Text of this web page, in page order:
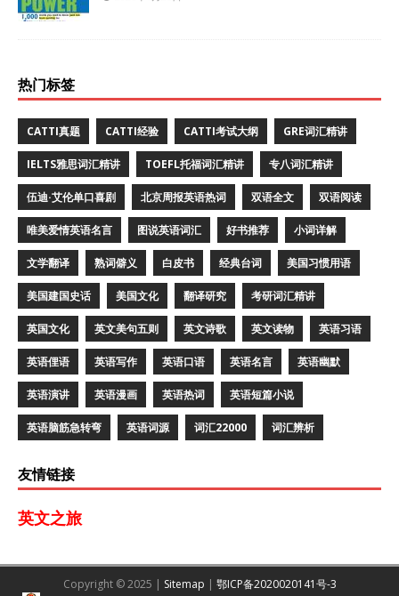
热门标签
CATTI真题 CATTI经验 CATTI考试大纲 GRE词汇精讲
IELTS雅思词汇精讲 TOEFL托福词汇精讲 专八词汇精讲
伍迪·艾伦单口喜剧 北京周报英语热词 双语全文 双语阅读
唯美爱情英语名言 图说英语词汇 好书推荐 小词详解
文学翻译 熟词僻义 白皮书 经典台词 美国习惯用语
美国建国史话 美国文化 翻译研究 考研词汇精讲
英国文化 英文美句五则 英文诗歌 英文读物 英语习语
英语俚语 英语写作 英语口语 英语名言 英语幽默
英语演讲 英语漫画 英语热词 英语短篇小说
英语脑筋急转弯 英语词源 词汇22000 词汇辨析
友情链接
英文之旅
Copyright © 2025 | Sitemap | 鄂ICP备2020020141号-3